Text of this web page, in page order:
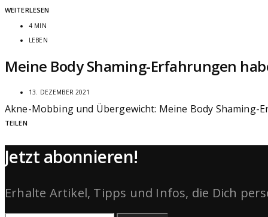
WEITERLESEN
4 MIN
LEBEN
Meine Body Shaming-Erfahrungen
13. DEZEMBER 2021
Akne-Mobbing und Übergewicht: Meine Body Shaming-
TEILEN
Jetzt abonnieren!
Erhalte Artikel, Tipps und Infos, die Dich